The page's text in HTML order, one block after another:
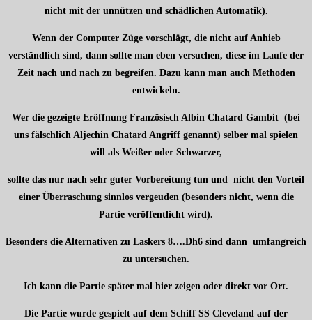
nicht mit der unnützen und schädlichen Automatik).
Wenn der Computer Züge vorschlägt, die nicht auf Anhieb
verständlich sind, dann sollte man eben versuchen, diese im Laufe der
Zeit nach und nach zu begreifen. Dazu kann man auch Methoden
entwickeln.
Wer die gezeigte Eröffnung Französisch Albin Chatard Gambit (bei
uns fälschlich Aljechin Chatard Angriff genannt) selber mal spielen
will als Weißer oder Schwarzer,
sollte das nur nach sehr guter Vorbereitung tun und nicht den Vorteil
einer Überraschung sinnlos vergeuden (besonders nicht, wenn die
Partie veröffentlicht wird).
Besonders die Alternativen zu Laskers 8….Dh6 sind dann umfangreich
zu untersuchen.
Ich kann die Partie später mal hier zeigen oder direkt vor Ort.
Die Partie wurde gespielt auf dem Schiff SS Cleveland auf der